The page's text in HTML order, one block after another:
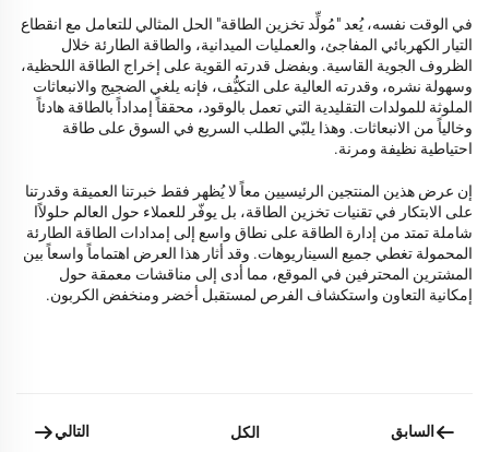
في الوقت نفسه، يُعد "مُولِّد تخزين الطاقة" الحل المثالي للتعامل مع انقطاع
التيار الكهربائي المفاجئ، والعمليات الميدانية، والطاقة الطارئة خلال
الظروف الجوية القاسية. وبفضل قدرته القوية على إخراج الطاقة اللحظية،
وسهولة نشره، وقدرته العالية على التكيُّف، فإنه يلغي الضجيج والانبعاثات
الملوثة للمولدات التقليدية التي تعمل بالوقود، محققاً إمداداً بالطاقة هادئاً
وخالياً من الانبعاثات. وهذا يلبّي الطلب السريع في السوق على طاقة
احتياطية نظيفة ومرنة.
إن عرض هذين المنتجين الرئيسيين معاً لا يُظهر فقط خبرتنا العميقة وقدرتنا
على الابتكار في تقنيات تخزين الطاقة، بل يوفّر للعملاء حول العالم حلولاًا
شاملة تمتد من إدارة الطاقة على نطاق واسع إلى إمدادات الطاقة الطارئة
المحمولة تغطي جميع السيناريوهات. وقد أثار هذا العرض اهتماماً واسعاً بين
المشترين المحترفين في الموقع، مما أدى إلى مناقشات معمقة حول
إمكانية التعاون واستكشاف الفرص لمستقبل أخضر ومنخفض الكربون.
السابق الكل التالي